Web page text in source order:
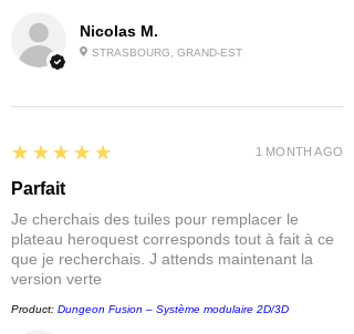
Nicolas M.
STRASBOURG, GRAND-EST
5
★★★★★
Parfait
Je cherchais des tuiles pour remplacer le
plateau heroquest corresponds tout à fait à ce
que je recherchais. J attends maintenant la
version verte
Product: Dungeon Fusion – Système modulaire 2D/3D
1 MONTH AGO